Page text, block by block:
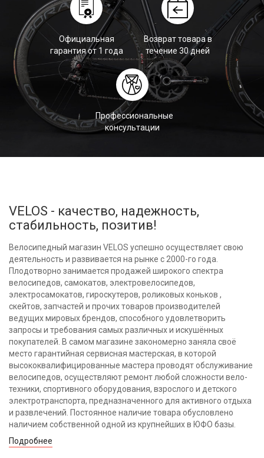
Официальная
гарантия от 1 года
Возврат товара в
течение 30 дней
Профессиональные
консультации
VELOS - качество, надежность,
стабильность, позитив!
Велосипедный магазин VELOS успешно осуществляет свою
деятельность и развивается на рынке с 2000-го года.
Плодотворно занимается продажей широкого спектра
велосипедов, самокатов, электровелосипедов,
электросамокатов, гироскутеров, роликовых коньков ,
скейтов, запчастей и прочих товаров производителей
ведущих мировых брендов, способного удовлетворить
запросы и требования самых различных и искушённых
покупателей. В самом магазине закономерно заняла своё
место гарантийная сервисная мастерская, в которой
высококвалифицированные мастера проводят обслуживание
велосипедов, осуществляют ремонт любой сложности вело-
техники, спортивного оборудования, взрослого и детского
электротранспорта, предназначенного для активного отдыха
и развлечений. Постоянное наличие товара обусловлено
наличием собственной одной из крупнейших в ЮФО базы.
Подробнее